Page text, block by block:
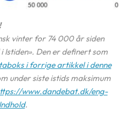
vinter for 74 000 år siden
Istiden». Den er definert som
i forrige artikkel i denne
under siste istids maksimum
www.dandebat.dk/eng-
.